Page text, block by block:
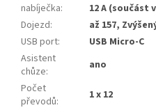
nabíječka:
12 A (součást
Dojezd:
až 157,
USB port:
USB Micro-C
Asistent
chůze:
ano
Počet
převodů:
1 x 12